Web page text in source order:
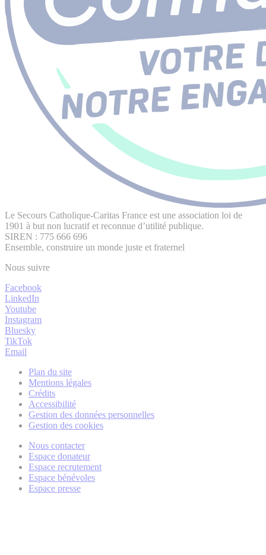
Le Secours Catholique-Caritas France est une association loi de
1901 à but non lucratif et reconnue d’utilité publique.
SIREN : 775 666 696
Ensemble, construire un monde juste et fraternel
Nous suivre
Facebook
LinkedIn
Youtube
Instagram
Bluesky
TikTok
Email
Plan du site
Mentions légales
Crédits
Accessibilité
Gestion des données personnelles
Gestion des cookies
Nous contacter
Espace donateur
Espace recrutement
Espace bénévoles
Espace presse